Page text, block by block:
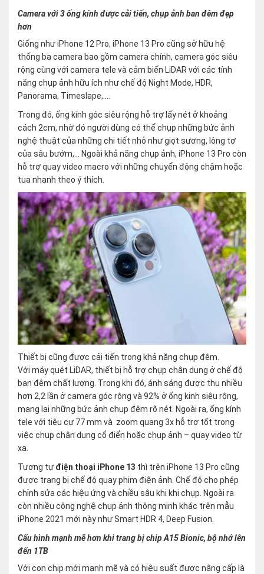
Camera với 3 ống kính được cải tiến, chụp ảnh ban đêm đẹp
hơn
Giống như iPhone 12 Pro, iPhone 13 Pro cũng sở hữu hệ
thống ba camera bao gồm camera chính, camera góc siêu
rộng cùng với camera tele và cảm biến LiDAR với các tính
năng chụp ảnh hữu ích như chế độ Night Mode, HDR,
Panorama, Timeslape,….
Trong đó, ống kính góc siêu rộng hỗ trợ lấy nét ở khoảng
cách 2cm, nhờ đó người dùng có thể chụp những bức ảnh
nghệ thuật của những chi tiết nhỏ như giọt sương, lông tơ
của sâu bướm,… Ngoài khả năng chụp ảnh, iPhone 13 Pro còn
hỗ trợ quay video macro với những chuyển động chậm hoặc
tua nhanh theo ý thích.
Thiết bị cũng được cải tiến trong khả năng chụp đêm.
Với máy quét LiDAR, thiết bị hỗ trợ chụp chân dung ở chế độ
ban đêm chất lượng. Trong khi đó, ánh sáng được thu nhiều
hơn 2,2 lần ở camera góc rộng và 92% ở ống kinh siêu rộng,
mang lại những bức ảnh chụp đêm rõ nét. Ngoài ra, ống kính
tele với tiêu cự 77 mm và zoom quang 3x hỗ trợ tốt trong
việc chụp chân dung cổ điển hoặc chụp ảnh – quay video từ
xa.
Tương tự điện thoại iPhone 13 thì trên iPhone 13 Pro cũng
được trang bị chế độ quay phim điện ảnh. Chế độ cho phép
chỉnh sửa các hiệu ứng và chiều sâu khi khi chụp. Ngoài ra
còn nhiều công nghệ chụp ảnh thông minh khác trên mẫu
iPhone 2021 mới này như Smart HDR 4, Deep Fusion.
Cấu hình mạnh mẽ hơn khi trang bị chip A15 Bionic, bộ nhớ lên
đến 1TB
Với con chip mới mạnh mẽ và có hiệu suất được nâng cấp là